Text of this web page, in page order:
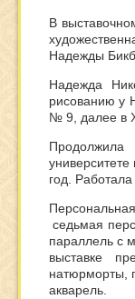
В
Надежды
Надежда
рисованию у
№ 9, далее в
Продолжила
год.
седьмая
параллель с
выставке
натюрморты,
акварель.